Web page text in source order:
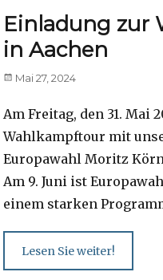
Einladung zur
in Aachen
Posted
Mai 27, 2024
Am Freitag, den 31. Mai
Wahlkampftour mit
Europawahl Moritz
Am 9. Juni ist
einem starken
Lesen Sie weiter!